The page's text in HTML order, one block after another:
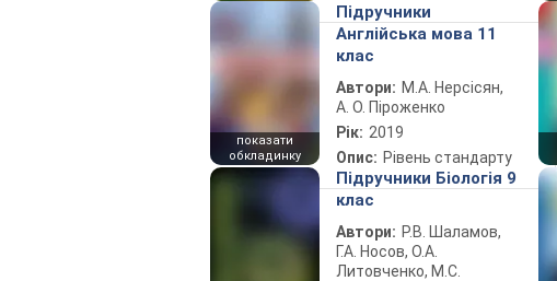
показати
обкладинку
Підручники
Англійська мова 11
клас
Автори: М.А. Нерсісян,
А. О. Піроженко
Рік: 2019
Опис: Рівень стандарту
Підручники Біологія 9
клас
Автори: Р.В. Шаламов,
Г.А. Носов, О.А.
Литовченко, М.С.